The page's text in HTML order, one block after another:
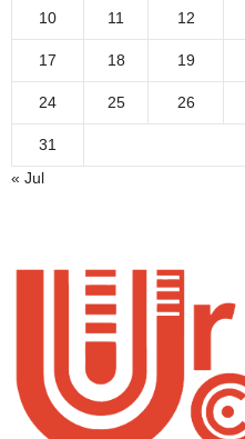
10 11 12
17 18 19
24 25 26
31
« Jul